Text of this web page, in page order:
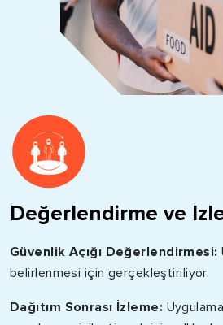
Değerlendirme ve
Güvenlik Açığı Değerlendirmesi:
belirlenmesi için gerçekleştiriliyor.
Dağıtım Sonrası İzleme: